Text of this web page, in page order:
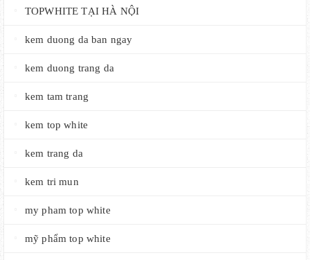
TOPWHITE TẠI HÀ NỘI
kem duong da ban ngay
kem duong trang da
kem tam trang
kem top white
kem trang da
kem tri mun
my pham top white
mỹ phẩm top white